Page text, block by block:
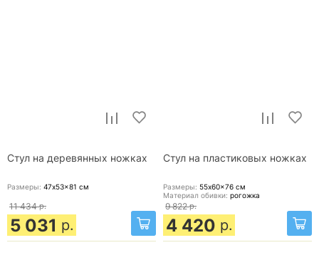
Стул на деревянных ножках
Размеры: 47x53x81 см
11 434 р.
5 031 р.
Стул на пластиковых ножках
Размеры: 55x60x76 см
Материал обивки: рогожка
9 822 р.
4 420 р.